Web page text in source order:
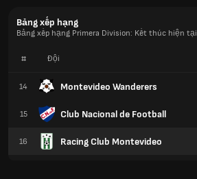
Bảng xếp hạng
Bảng xếp hạng Primera Division: Kết thúc hiện tại
# Đội
14 Montevideo Wanderers
15 Club Nacional de Football
16 Racing Club Montevideo